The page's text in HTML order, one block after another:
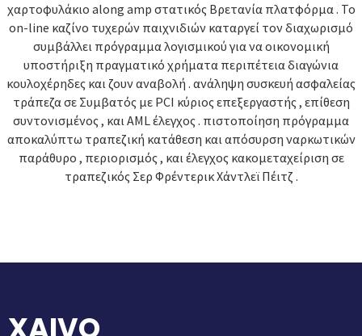
χαρτοφυλάκιο along amp στατικός Βρετανία πλατφόρμα . Το
on-line καζίνο τυχερών παιχνιδιών καταργεί τον διαχωρισμό
συμβάλλει πρόγραμμα λογισμικού για να οικονομική
υποστήριξη πραγματικό χρήματα περιπέτεια διαγώνια
κουλοχέρηδες και ζουν αναβολή . ανάληψη συσκευή ασφαλείας
τράπεζα σε Συμβατός με PCI κύριος επεξεργαστής , επίθεση
συντονισμένος , και AML έλεγχος . πιστοποίηση πρόγραμμα
αποκαλύπτω τραπεζική κατάθεση και απόσυρση ναρκωτικών
παράθυρο , περιορισμός , και έλεγχος κακομεταχείριση σε
τραπεζικός Σερ Φρέντερικ Χάντλεϊ Πέιτζ .
XAIVO